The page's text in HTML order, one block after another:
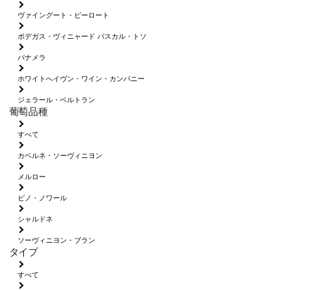
ヴァイングート・ピーロート
ボデガス・ヴィニャード パスカル・トソ
パナメラ
ホワイトへイヴン・ワイン・カンパニー
ジェラール・ベルトラン
葡萄品種
すべて
カベルネ・ソーヴィニヨン
メルロー
ピノ・ノワール
シャルドネ
ソーヴィニヨン・ブラン
タイプ
すべて